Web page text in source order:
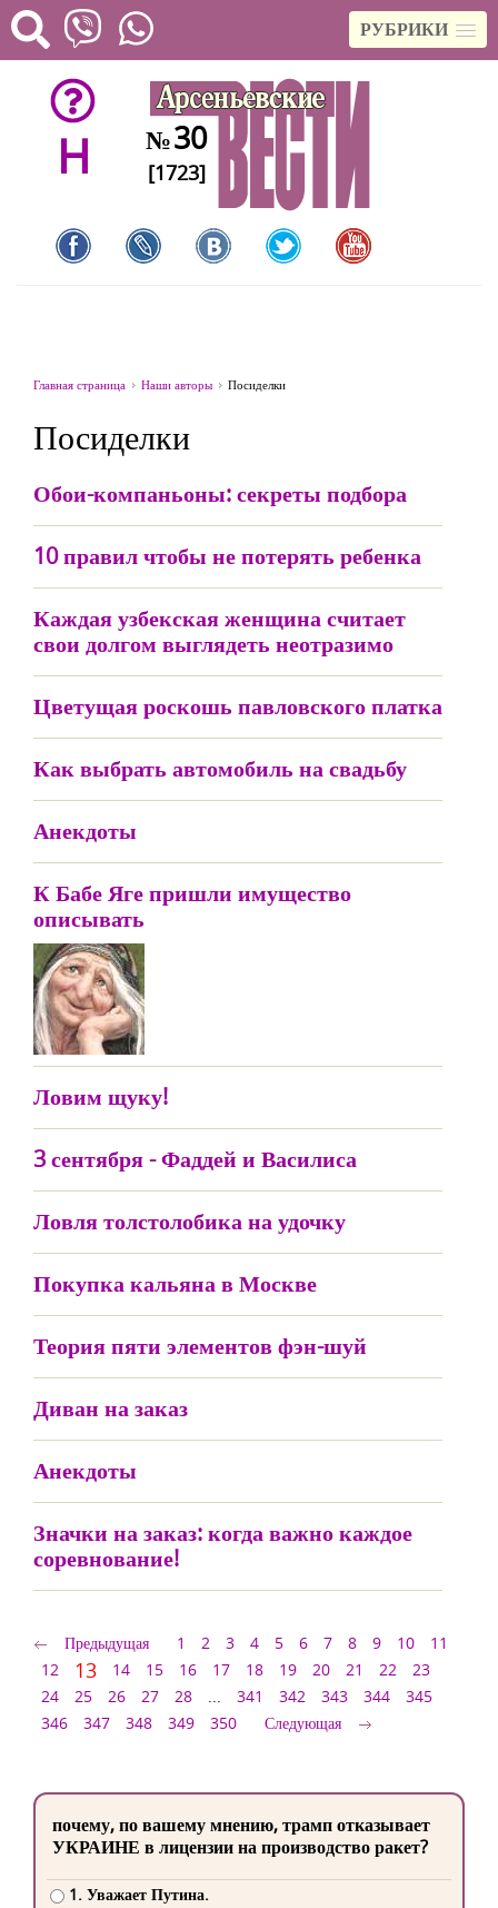
РУБРИКИ
H №30
[1723]
Главная страница Наши авторы Посиделки
Посиделки
Обои-компаньоны: секреты подбора
10 правил чтобы не потерять ребенка
Каждая узбекская женщина считает
свои долгом выглядеть неотразимо
Цветущая роскошь павловского платка
Как выбрать автомобиль на свадьбу
Анекдоты
К Бабе Яге пришли имущество
описывать
Ловим щуку!
3 сентября - Фаддей и Василиса
Ловля толстолобика на удочку
Покупка кальяна в Москве
Теория пяти элементов фэн-шуй
Диван на заказ
Анекдоты
Значки на заказ: когда важно каждое
соревнование!
Предыдущая 1 2 3 4 5 6 7 8 9 10
11
12
13 14 15 16 17 18 19 20 21 22
23
24
25 26 27 28 ... 341 342 343 344
345
346
347 348 349 350 Следующая
почему, по вашему мнению, трамп отказывает
УКРАИНЕ в лицензии на производство ракет?
1. Уважает Путина.